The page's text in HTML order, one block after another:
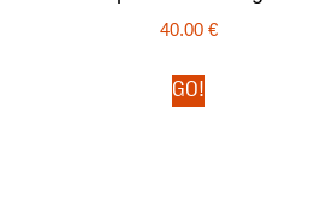
40.00 €
GO!